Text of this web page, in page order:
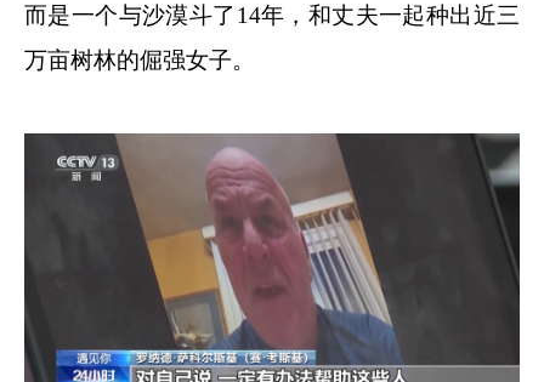
而是一个与沙漠斗了14年，和丈夫一起种出近三
万亩树林的倔强女子。